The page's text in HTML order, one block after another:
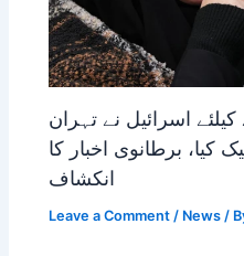
اسرائیل نے تہران
برطانوی اخبار کا
انکشاف
Leave a Comment / News /